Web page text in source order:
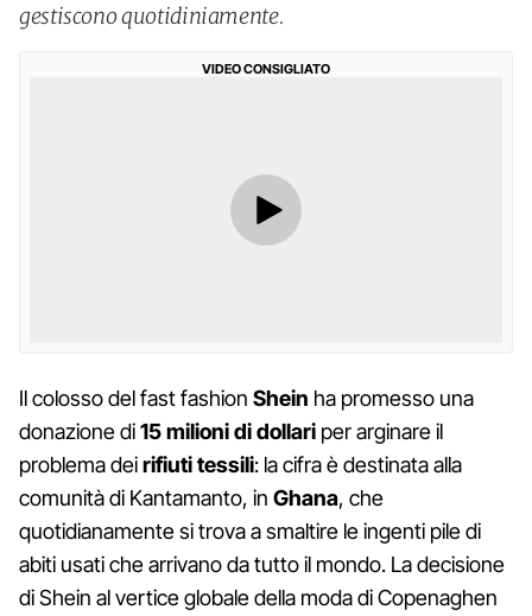
gestiscono quotidiniamente.
VIDEO CONSIGLIATO
Il colosso del fast fashion Shein ha promesso una
donazione di15 milioni di dollari per arginare il
problema deirifiuti tessili: la cifra è destinata alla
comunità di Kantamanto, in Ghana, che
quotidianamente si trova a smaltire le ingenti pile di
abiti usati che arrivano da tutto il mondo. La decisione
di Shein al vertice globale della moda di Copenaghen